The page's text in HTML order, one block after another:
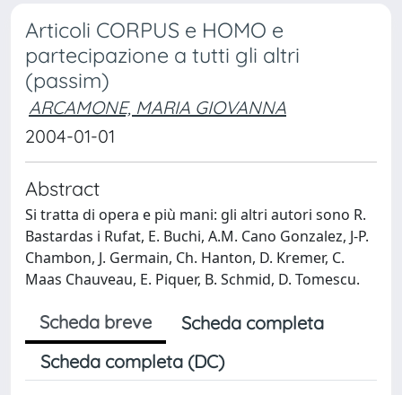
Articoli CORPUS e HOMO e
partecipazione a tutti gli altri
(passim)
ARCAMONE, MARIA GIOVANNA
2004-01-01
Abstract
Si tratta di opera e più mani: gli altri autori sono R.
Bastardas i Rufat, E. Buchi, A.M. Cano Gonzalez, J-P.
Chambon, J. Germain, Ch. Hanton, D. Kremer, C.
Maas Chauveau, E. Piquer, B. Schmid, D. Tomescu.
Scheda breve
Scheda completa
Scheda completa (DC)